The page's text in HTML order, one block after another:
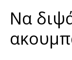
Να